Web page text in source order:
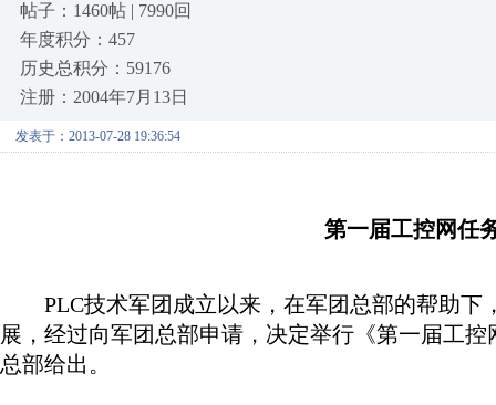
帖子：1460帖 | 7990回
年度积分：457
历史总积分：59176
注册：2004年7月13日
发表于：2013-07-28 19:36:54
第一届工控网任
PLC技术军团成立以来，在军团总部的帮助下
展，经过向军团总部申请，决定举行《第一届工
总部给出。